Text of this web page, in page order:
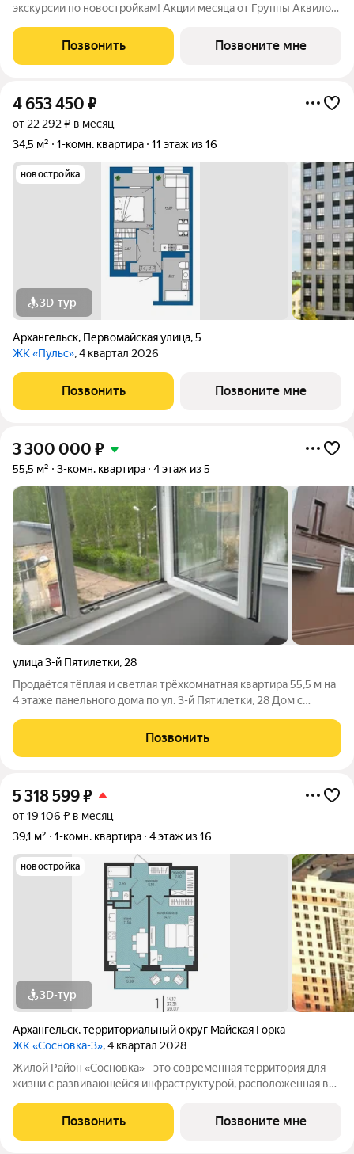
экскурсии по новостройкам! Акции месяца от Группы Аквилон:
млн !Арктическая ипотека. ПСК: 18,32-21,9%. Ставка 1%!
Семейная ипотека. ПСК:
Позвонить Позвоните мне
4 653 450 ₽
от 22 292 ₽ в месяц
34,5 м²
1-комн. квартира 11 этаж из 16
новостройка
3D-тур
Архангельск, Первомайская улица,5
ЖК «Пульс», 4 квартал 2026
Позвонить Позвоните мне
3 300 000 ₽
55,5 м² 3-комн. квартира 4 этаж из 5
улица 3-й Пятилетки, 28
Продаётся тёплая и светлая трёхкомнатная квартира 55,5 м на
4 этаже панельного дома по ул. 3-й Пятилетки, 28 Дом с
кафельной плиткой. Застеклённый и утеплённый балкон Окна
выходят на одну сторону,
Позвонить
5 318 599₽
от 19 106 ₽ в месяц
39,1 м²
1-комн. квартира 4 этаж из 16
новостройка
3D-тур
Архангельск,территориальный округ Майская Горка
ЖК «Сосновка-3», 4 квартал 2028
Жилой Район «Сосновка» - это современная территория для
жизни с развивающейся инфраструктурой, расположенная в
район состоит из 13-ти разновысотных жилых комплексов. На
его территории будут
Позвонить Позвоните мне